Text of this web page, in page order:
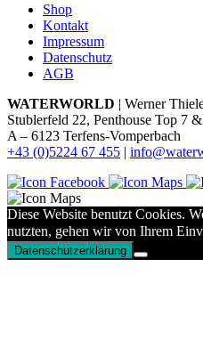
Shop
Kontakt
Impressum
Datenschutz
AGB
WATERWORLD | Werner
Stublerfeld 22, Penthouse Top 7
A – 6123 Terfens-Vomperbach
+43 (0)5224 67 455 |
Diese Website benutzt Cookies.
nutzten, gehen wir von Ihrem
Datenschutzerklärung